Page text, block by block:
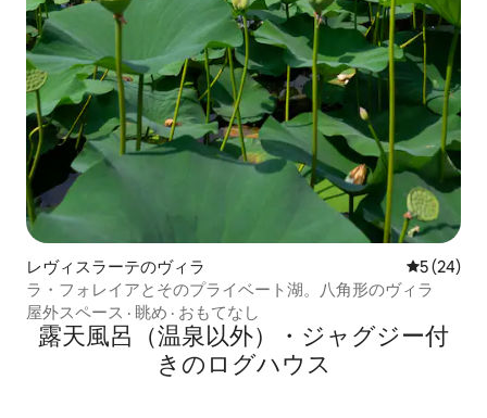
レヴィスラーテのヴィラ レビュー
5 (24)
ラ・フォレイアとそのプライベート湖。八角形のヴィラ
屋外スペース · 眺め · おもてなし
露天風呂（温泉以外）・ジャグジー付
きのログハウス